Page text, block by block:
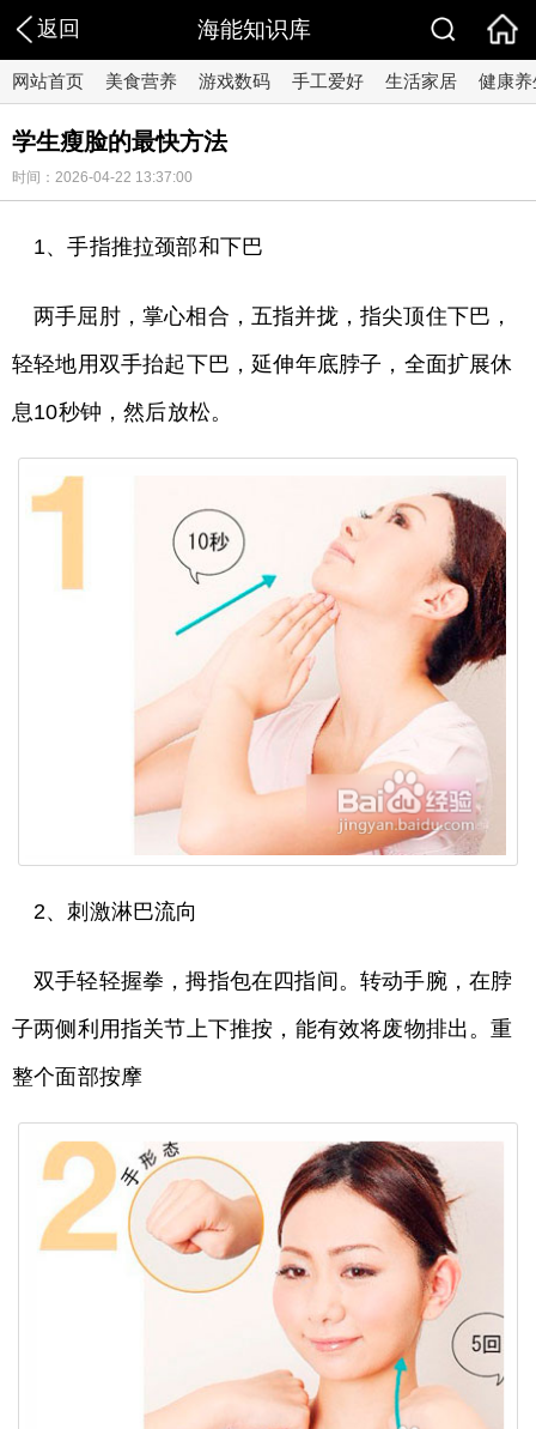
返回 海能知识库
网站首页 美食营养 游戏数码 手工爱好 生活家居 健康养
学生瘦脸的最快方法
时间：2026-04-22 13:37:00
1、手指推拉颈部和下巴
两手屈肘，掌心相合，五指并拢，指尖顶住下巴，
轻轻地用双手抬起下巴，延伸年底脖子，全面扩展休
息10秒钟，然后放松。
2、刺激淋巴流向
双手轻轻握拳，拇指包在四指间。转动手腕，在脖
子两侧利用指关节上下推按，能有效将废物排出。重
整个面部按摩